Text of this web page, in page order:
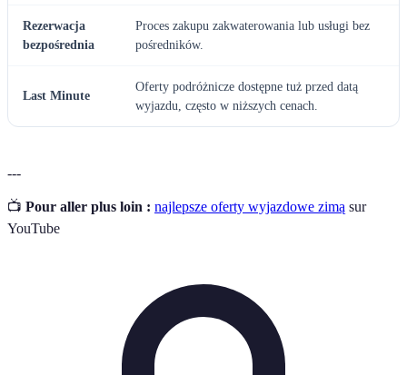
Rezerwacja
bezpośrednia
Proces zakupu zakwaterowania lub usługi bez
pośredników.
Last Minute
Oferty podróżnicze dostępne tuż przed datą
wyjazdu, często w niższych cenach.
---
📺 Pour aller plus loin : najlepsze oferty wyjazdowe zimą sur
YouTube